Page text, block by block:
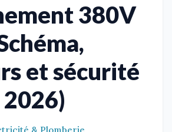
380V
et sécurité